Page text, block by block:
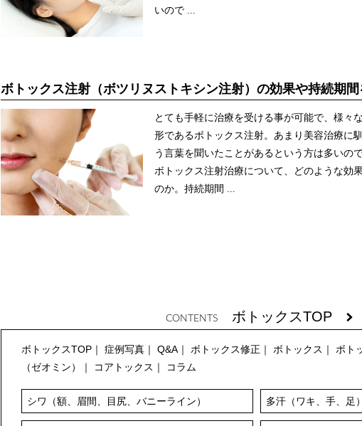
いので ...
ボトックス注射（ボツリヌストキシン注射）の効果や持続期
とても手軽に治療を受ける事が可能で、様々
形であるボトックス注射。あまり美容治療に
う言葉を聞いたことがあるという方は多いの
ボトックス注射治療について、どのような効
のか。持続期間 ...
CONTENTS ボトックスTOP
ボトックスTOP ｜ 症例写真 ｜ Q&A ｜ ボトックス修正 ｜ ボトックス ｜ ボト
（ゼオミン）
｜ コアトックス ｜ コラム
シワ（額、眉間、目尻、バニーライン） 多汗（ワキ、手、足）